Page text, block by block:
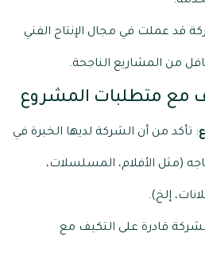
قد عملت في مجال الإنتاج الفني
من المشاريع الناجحة.
: تأكد من أن الشركة لديها الخبرة في
(مثل الأفلام، المسلسلات،
إلخ).
قادرة على التكيف مع